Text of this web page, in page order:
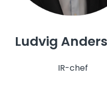
Ludvig
IR-chef